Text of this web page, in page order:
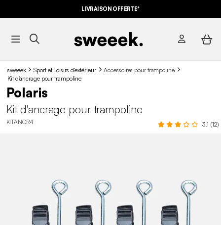
LIVRAISON OFFERTE*
sweeek Sport et Loisirs d'extérieur
Accessoires pour trampoline
Kit d'ancrage pour trampoline
Polaris
Kit d'ancrage pour trampoline
KITANCR4 3.1 (12)